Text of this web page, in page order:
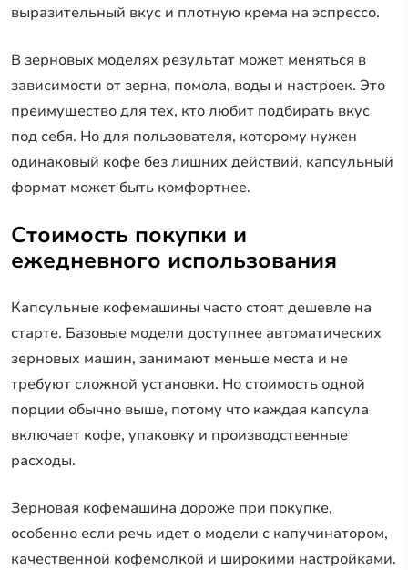
выразительный вкус и плотную крема на эспрессо.
В зерновых моделях результат может меняться в
зависимости от зерна, помола, воды и настроек. Это
преимущество для тех, кто любит подбирать вкус
под себя. Но для пользователя, которому нужен
одинаковый кофе без лишних действий, капсульный
формат может быть комфортнее.
Стоимость покупки и
ежедневного использования
Капсульные кофемашины часто стоят дешевле на
старте. Базовые модели доступнее автоматических
зерновых машин, занимают меньше места и не
требуют сложной установки. Но стоимость одной
порции обычно выше, потому что каждая капсула
включает кофе, упаковку и производственные
расходы.
Зерновая кофемашина дороже при покупке,
особенно если речь идет о модели с капучинатором,
качественной кофемолкой и широкими настройками.